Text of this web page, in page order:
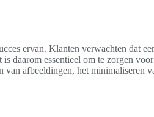
ervan. Klanten verwachten dat
daarom essentieel om te zorgen
afbeeldingen, het minimaliseren